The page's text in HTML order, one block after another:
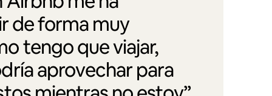
de forma muy
tengo que viajar,
aprovechar para